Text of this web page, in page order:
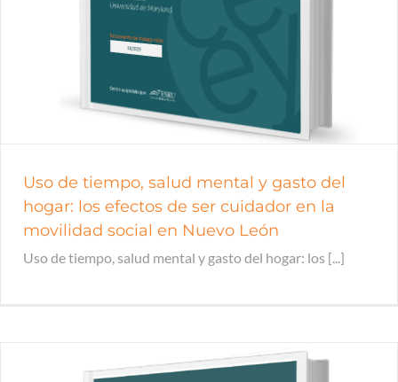
Uso de tiempo, salud mental y gasto del
hogar: los efectos de ser cuidador en la
movilidad social en Nuevo León
Uso de tiempo, salud mental y gasto del hogar: los [...]